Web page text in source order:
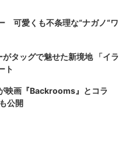
可愛くも不条理な“ナガノ“ワ
タッグで魅せた新境地 「イラ
ト
映画『Backrooms』とコラ
公開